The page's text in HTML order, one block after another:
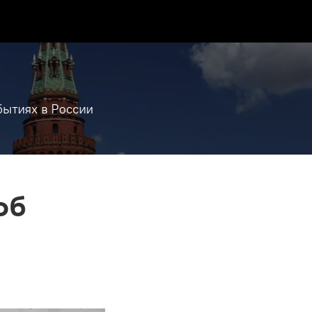
в России